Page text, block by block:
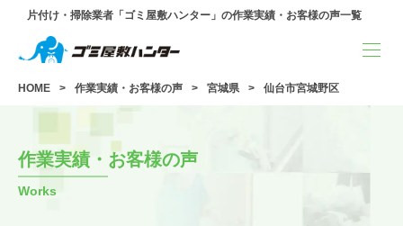
片付け・掃除業者「ゴミ屋敷ハンター」の作業実績・お客様の声一覧
HOME 作業実績・お客様の声 宮城県 仙台市宮城野区
作業実績・お客様の声
Works